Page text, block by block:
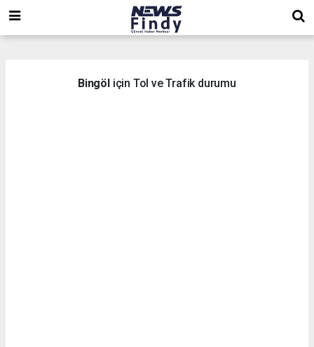
Bingöl için Tol ve Trafik durumu